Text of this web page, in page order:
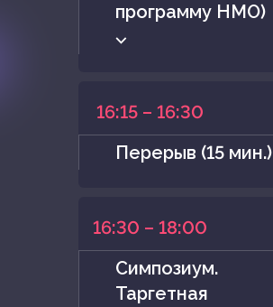
программу НМО)
⌵
16:15 – 16:30
Перерыв (15 мин.)
16:30 – 18:00
Симпозиум.
Таргетная